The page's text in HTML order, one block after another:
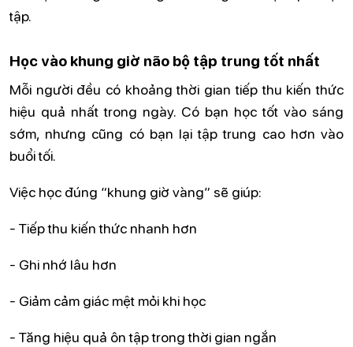
tập.
Học vào khung giờ não bộ tập trung tốt nhất
Mỗi người đều có khoảng thời gian tiếp thu kiến thức
hiệu quả nhất trong ngày. Có bạn học tốt vào sáng
sớm, nhưng cũng có bạn lại tập trung cao hơn vào
buổi tối.
Việc học đúng “khung giờ vàng” sẽ giúp:
- Tiếp thu kiến thức nhanh hơn
- Ghi nhớ lâu hơn
- Giảm cảm giác mệt mỏi khi học
- Tăng hiệu quả ôn tập trong thời gian ngắn